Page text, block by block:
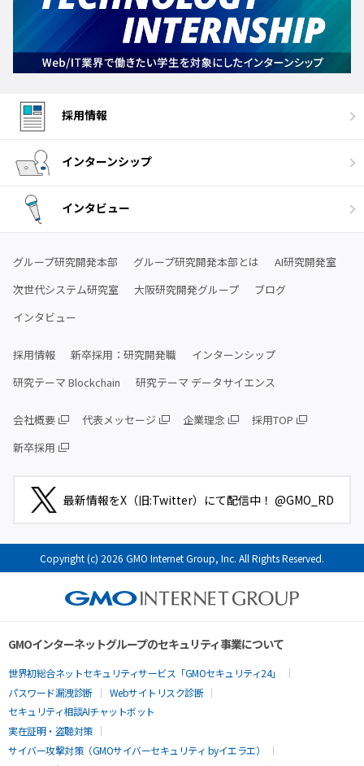
採用情報
インターンシップ
インタビュー
グループ研究開発本部 グループ研究開発本部とは
AI研究開発室
次世代システム研究室
大阪研究開発グループ
ブログ
インタビュー
採用情報 新卒採用：研究開発職
インターンシップ
研究テーマ Blockchain
研究テーマ データサイエンス
会社概要 代表メッセージ 企業理念
採用TOP
新卒採用
最新情報をX（旧:Twitter）にて配信中！ @GMO_RD
Copyright (c) 2026 GMO Internet Group, Inc. All Rights Reserved.
GMOインターネットグループのセキュリティ事業について
世界初総合ネットセキュリティサービス「GMOセキュリティ24」
パスワード漏洩診断
Webサイトリスク診断
セキュリティ相談AIチャットボット
実在証明・盗聴対策
サイバー攻撃対策（GMOサイバーセキュリティ byイエラエ）